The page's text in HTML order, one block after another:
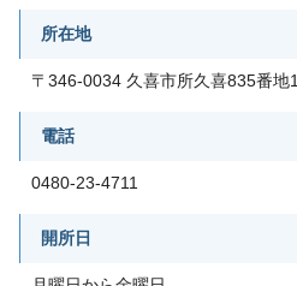
所在地
〒346-0034 久喜市所久喜835番地1
電話
0480-23-4711
開所日